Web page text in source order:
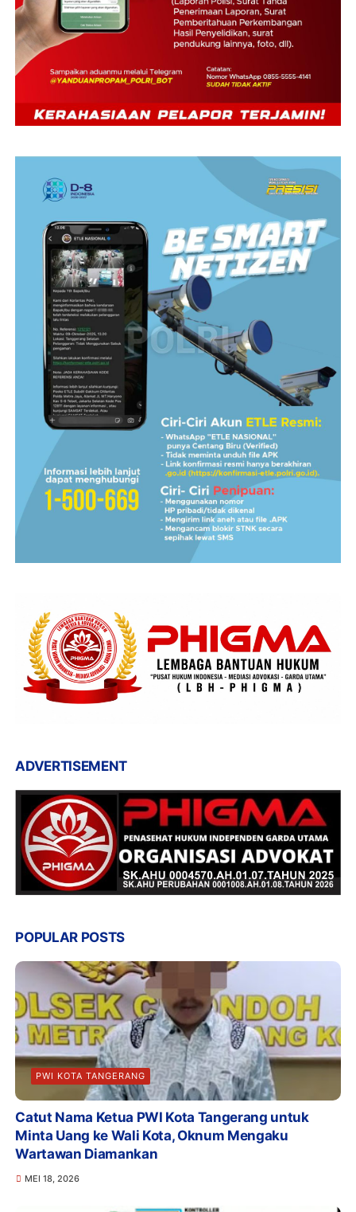
ADVERTISEMENT
POPULAR POSTS
PWI KOTA TANGERANG
Catut Nama Ketua PWI Kota Tangerang untuk
Minta Uang ke Wali Kota, Oknum Mengaku
Wartawan Diamankan
MEI 18, 2026